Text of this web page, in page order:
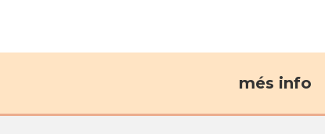
més info